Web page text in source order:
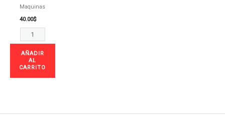
Maquinas
40.00$
CABLE
cantidad
AÑADIR
AL
CARRITO